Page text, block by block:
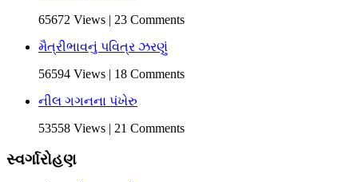
65672 Views | 23 Comments
મૈત્રીભાવનું પવિત્ર ઝરણું
56594 Views | 18 Comments
નીલ ગગનના પંખેરુ
53558 Views | 21 Comments
સ્વર્ગારોહણ